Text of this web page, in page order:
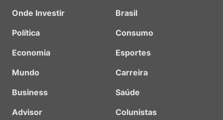
Onde Investir
Política
Economia
Mundo
Business
Advisor
Brasil
Consumo
Esportes
Carreira
Saúde
Colunistas